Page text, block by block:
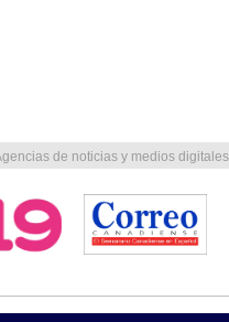
de noticias y medios digitales